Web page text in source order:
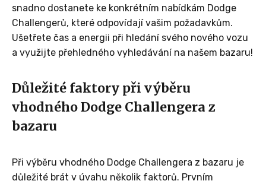
snadno dostanete ke konkrétním nabídkám Dodge
Challengerů, které odpovídají vašim požadavkům.
Ušetřete čas a energii při hledání svého nového vozu
a využijte přehledného vyhledávání na našem bazaru!
Důležité faktory při výběru
vhodného Dodge Challengera z
bazaru
Při výběru vhodného Dodge Challengera z bazaru je
důležité brát v úvahu několik faktorů. Prvním